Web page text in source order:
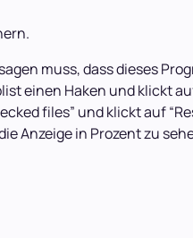
muss, dass dieses
einen Haken und klickt
files” und klickt auf
Anzeige in Prozent zu